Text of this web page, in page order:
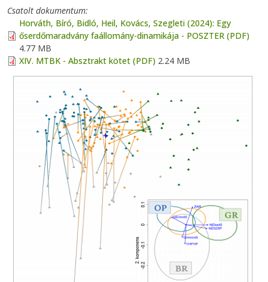
Csatolt dokumentum
Horváth, Bíró, Bidló, Heil, Kovács, Szegleti (2024): Egy
őserdőmaradvány faállomány-dinamikája - POSZTER (PDF)
4.77 MB
XIV. MTBK - Absztrakt kötet (PDF) 2.24 MB